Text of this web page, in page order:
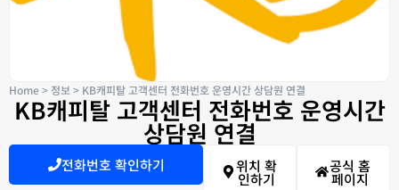
Home> 정보 > KB캐피탈 고객센터 전화번호 운영시간 상담원 연결
KB캐피탈 고객센터 전화번호 운영시간
상담원 연결
전화번호 확인하기 위치 확
인하기
공식 홈
페이지